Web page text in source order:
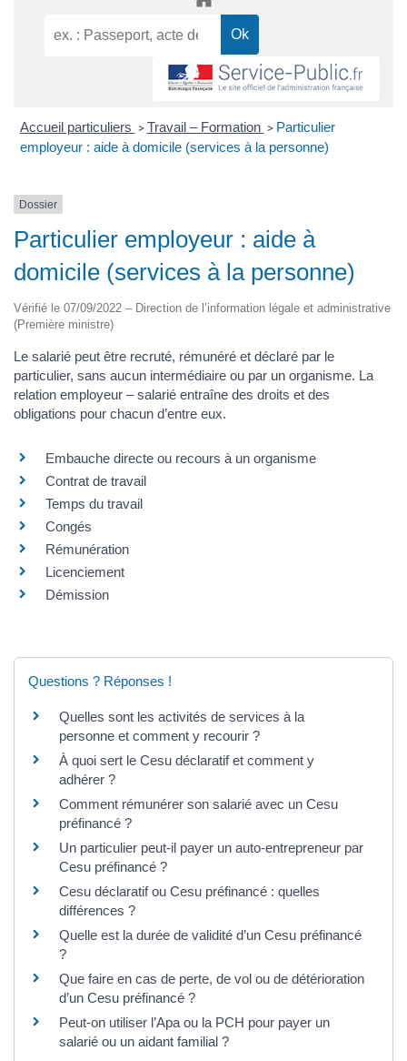
Accueil particuliers > Travail – Formation > Particulier
employeur : aide à domicile (services à la personne)
Dossier
Particulier employeur : aide à
domicile (services à la personne)
Vérifié le 07/09/2022 – Direction de l’information légale et administrative
(Première ministre)
Le salarié peut être recruté, rémunéré et déclaré par le
particulier, sans aucun intermédiaire ou par un organisme. La
relation employeur – salarié entraîne des droits et des
obligations pour chacun d’entre eux.
Embauche directe ou recours à un organisme
Contrat de travail
Temps du travail
Congés
Rémunération
Licenciement
Démission
Questions ? Réponses !
Quelles sont les activités de services à la
personne et comment y recourir ?
À quoi sert le Cesu déclaratif et comment y
adhérer ?
Comment rémunérer son salarié avec un Cesu
préfinancé ?
Un particulier peut-il payer un auto-entrepreneur par
Cesu préfinancé ?
Cesu déclaratif ou Cesu préfinancé : quelles
différences ?
Quelle est la durée de validité d’un Cesu préfinancé
?
Que faire en cas de perte, de vol ou de détérioration
d’un Cesu préfinancé ?
Peut-on utiliser l’Apa ou la PCH pour payer un
salarié ou un aidant familial ?